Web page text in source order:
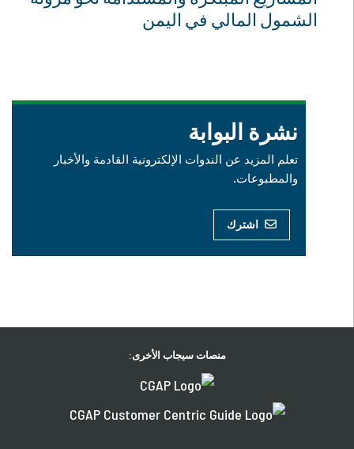
الشمول المالي في اليمن
نشرة البوابة
تعلم المزيد عن الندوات الإلكترونية القادمة والأخبار
والمطبوعات.
اشترك
منصات سيجاب الأخرى: